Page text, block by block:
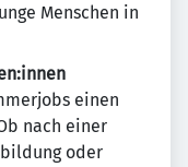
Menschen in
einen
nach einer
oder